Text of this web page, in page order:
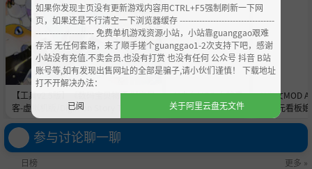
【工具v2.5版】《数码宝贝物语 时空异
客-虚拟机版/Digimon Story Time Stra
nger HYPERVISOR》-Build 21891774
官中免安装-简中31.1GB
AI少女MOD 女神素
儿 附送 （牵丝戏 舞
蹈数据）
AI少女MOD A
二次元看板
娘和AC
参与讨论聊一聊
日榜 更多 »
如果你发现主页没有更新游戏内容用CTRL+F5强制刷新一下网
页，如果还是不行清空一下浏览器缓存 ----------------------------------
--------------------- 免费单机游戏资源小站，小站靠guanggao艰难
存活 无任何套路，来了顺手搓个guanggao1-2次支持下吧，感谢
小站没有充值.不卖会员.也没有打赏 也没有任何 公众号 抖音 B站
账号等,如有发现出售网址的全部是骗子,请小伙们谨慎！ 下载地址
打不开解决办法：
已阅
关于阿里云盘无文件